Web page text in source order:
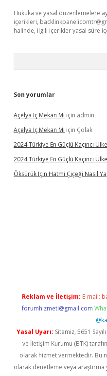
Hukuka ve yasal düzenlemelere
içerikleri,
halinde, ilgili içerikler yasal süre
Son yorumlar
Açelya Iç Mekan Mı için admin
Açelya Iç Mekan Mı için Çolak
2024 Türkiye En Güçlü Kaçıncı Ülke
2024 Türkiye En Güçlü Kaçıncı Ülke
Öksürük Için Hatmi Çiçeği Nasıl
Reklam ve İletişim: E-mail:
forumhizmeti@gmail.com
Yasal Uyarı: Sitemiz, 5651
ve İletişim Kurumu (BTK)
olarak hizmet vermektedir. Bu
olarak denetleme veya